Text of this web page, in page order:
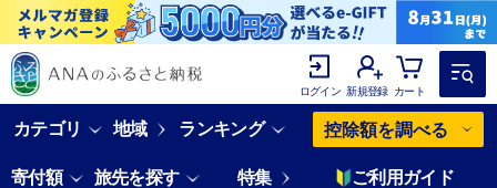
ログイン 新規登録 カート
カテゴリ 地域 ランキング 控除額を調べる
寄付額 旅先を探す 特集 ご利用ガイド